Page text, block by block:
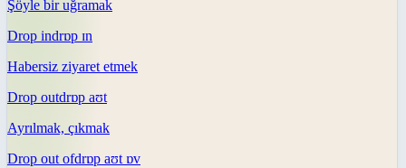
Şöyle bir uğramak
Drop indrɒp ɪn
Habersiz ziyaret etmek
Drop outdrɒp aʊt
Ayrılmak, çıkmak
Drop out ofdrɒp aʊt ɒv